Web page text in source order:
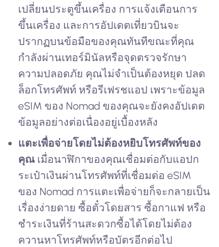
เปลี่ยนประตูขึ้นเครื่อง การแจ้งเตือนการ
ขึ้นเครื่อง และการอัปเดตเที่ยวบินจะ
ปรากฏบนข้อมือของคุณทันทีขณะที่คุณ
กำลังผ่านเทอร์มินัลหรือจุดตรวจรักษา
ความปลอดภัย คุณไม่จำเป็นต้องหยุด ปลด
ล็อกโทรศัพท์ หรือรีเฟรชแอป เพราะข้อมูล
eSIM ของ Nomad ของคุณจะยังคงอัปเดต
ข้อมูลอย่างต่อเนื่องอยู่เบื้องหลัง
แตะเพื่อจ่ายโดยไม่ต้องหยิบโทรศัพท์ของ
คุณ เมื่อนาฬิกาของคุณเชื่อมต่อกับแอปก
ระเป๋าเงินผ่านโทรศัพท์ที่เชื่อมต่อ eSIM
ของ Nomad การแตะเพื่อจ่ายก็จะกลายเป็น
เรื่องง่ายดาย ซื้อตั๋วโดยสาร ซื้อกาแฟ หรือ
ชำระเงินที่ร้านสะดวกซื้อได้โดยไม่ต้อง
ควานหาโทรศัพท์หรือบัตรอีกต่อไป